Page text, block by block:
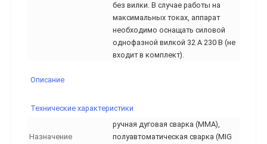
без вилки. В случае работы на
максимальных токах, аппарат
необходимо оснащать силовой
однофазной вилкой 32 А 230 В (не
входит в комплект).
Описание
Технические характеристики
Назначение
ручная дуговая сварка (MMA),
полуавтоматическая сварка (MIG